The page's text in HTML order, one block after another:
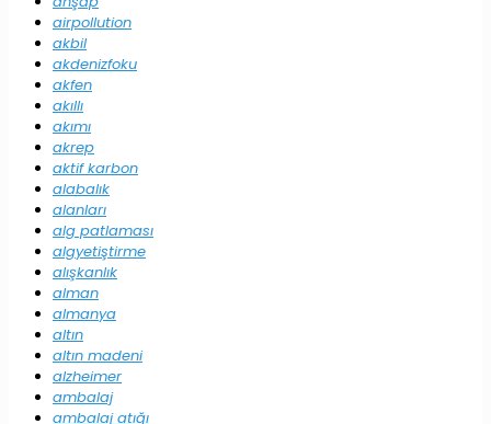
airpollution
akbil
akdenizfoku
akfen
akıllı
akımı
akrep
aktif karbon
alabalık
alanları
alg patlaması
algyetiştirme
alışkanlık
alman
almanya
altın
altın madeni
alzheimer
ambalaj
ambalaj atığı